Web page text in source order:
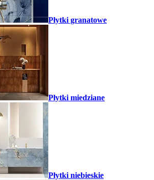
Płytki granatowe
Płytki miedziane
Płytki niebieskie